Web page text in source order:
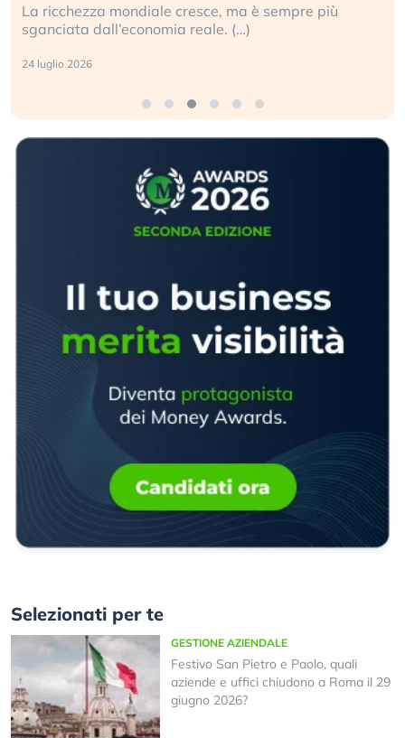
La ricchezza mondiale cresce, ma è sempre più
sganciata dall’economia reale. (…)
24 luglio 2026
Selezionati per te
GESTIONE AZIENDALE
Festivo San Pietro e Paolo, quali
aziende e uffici chiudono a Roma il 29
giugno 2026?